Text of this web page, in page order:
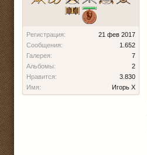
Регистрация:
21 фев 2017
Сообщения:
1.652
Галерея:
7
Альбомы:
2
Нравится:
3.830
Имя:
Игорь Х